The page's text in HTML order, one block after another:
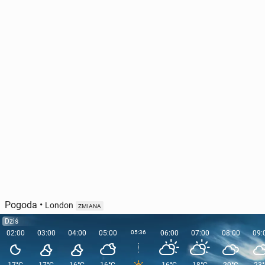
Pogoda • London ZMIANA
Dziś
02:00
03:00 04:00 05:00 05:36 06:00 07:00 08:00